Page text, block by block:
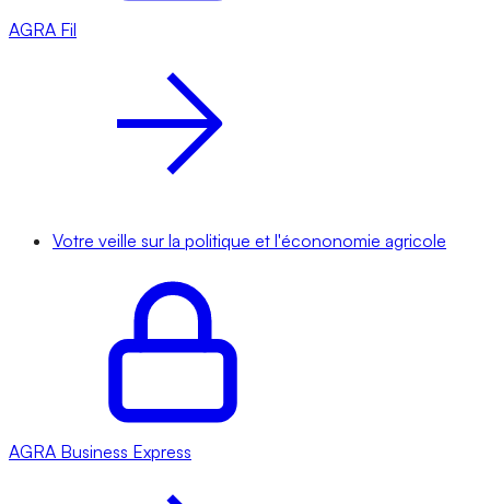
AGRA Fil
Votre veille sur la politique et l'écononomie agricole
AGRA Business Express